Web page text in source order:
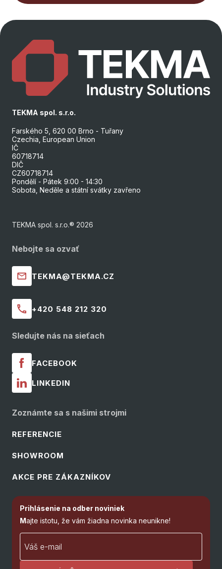
TEKMA spol. s.r.o.
Farského 5, 620 00 Brno - Tuřany
Czechia, European Union
IČ
60718714
DIČ
CZ60718714
Pondělí - Pátek 9:00 - 14:30
Sobota, Neděle a státní svátky zavřeno
TEKMA spol. s.r.o.® 2026
Nebojte sa ozvať
TEKMA@TEKMA.CZ
+420 548 212 320
Sledujte nás na sieťach
FACEBOOK
LINKEDIN
Zoznámte sa s našimi strojmi
REFERENCIE
SHOWROOM
AKCE PRE ZÁKAZNÍKOV
Prihlásenie na odber noviniek
Majte istotu, že vám žiadna novinka neunikne!